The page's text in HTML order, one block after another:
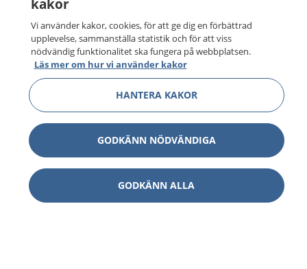
kakor
Vi använder kakor, cookies, för att ge dig en förbättrad
upplevelse, sammanställa statistik och för att viss
nödvändig funktionalitet ska fungera på webbplatsen.
Läs mer om hur vi använder kakor
HANTERA KAKOR
GODKÄNN NÖDVÄNDIGA
GODKÄNN ALLA